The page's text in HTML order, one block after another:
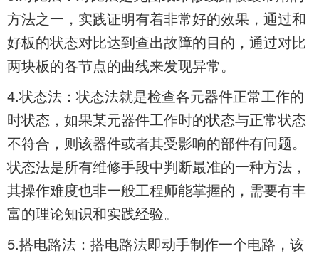
方法之一，实践证明有着非常好的效果，通过和
好板的状态对比达到查出故障的目的，通过对比
两块板的各节点的曲线来发现异常。
4.状态法：状态法就是检查各元器件正常工作的
时状态，如果某元器件工作时的状态与正常状态
不符合，则该器件或者其受影响的部件有问题。
状态法是所有维修手段中判断最准的一种方法，
其操作难度也非一般工程师能掌握的，需要有丰
富的理论知识和实践经验。
5.搭电路法：搭电路法即动手制作一个电路，该